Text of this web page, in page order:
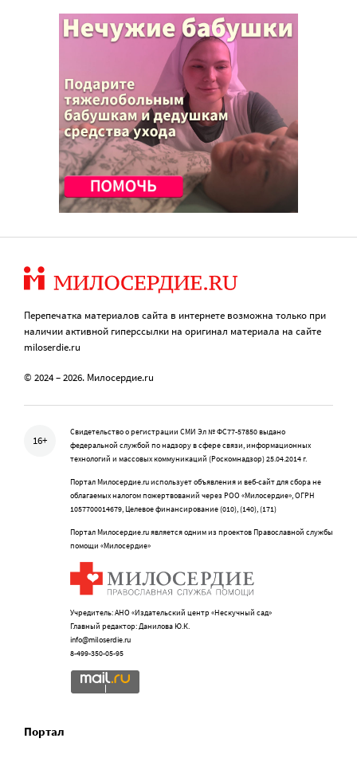
Перепечатка материалов сайта в интернете возможна только при
наличии активной гиперссылки на оригинал материала на сайте
miloserdie.ru
© 2024 – 2026. Милосердие.ru
16+
Свидетельство о регистрации СМИ Эл № ФС77-57850 выдано
федеральной службой по надзору в сфере связи, информационных
технологий и массовых коммуникаций (Роскомнадзор) 25.04.2014 г.
Портал Милосердие.ru использует объявления и веб-сайт для сбора не
облагаемых налогом пожертвований через РОО «Милосердие», ОГРН
1057700014679, Целевое финансирование (010), (140), (171)
Портал Милосердие.ru является одним из проектов Православной службы
помощи «Милосердие»
Учредитель: АНО «Издательский центр «Нескучный сад»
Главный редактор: Данилова Ю.К.
info@miloserdie.ru
8-499-350-05-95
Портал